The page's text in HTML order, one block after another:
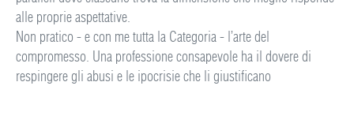
alle proprie aspettative.
Non pratico - e con me tutta la Categoria - l’arte del
compromesso. Una professione consapevole ha il dovere di
respingere gli abusi e le ipocrisie che li giustificano